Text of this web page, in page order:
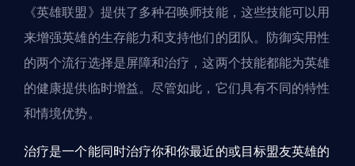
《英雄联盟》提供了多种召唤师技能，这些技能可以用
来增强英雄的生存能力和支持他们的团队。防御实用性
的两个流行选择是屏障和治疗，这两个技能都能为英雄
的健康提供临时增益。尽管如此，它们具有不同的特性
和情境优势。
治疗是一个能同时治疗你和你最近的或目标盟友英雄的